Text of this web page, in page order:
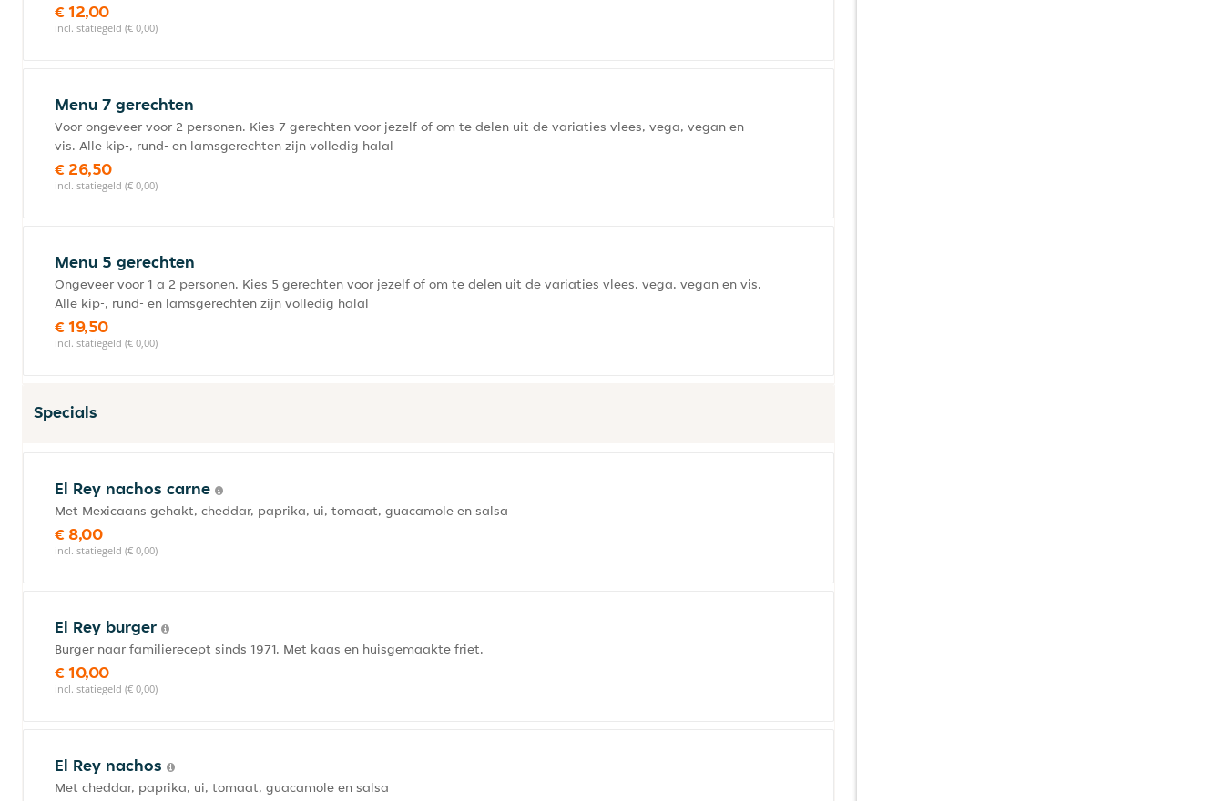
€ 12,00
incl. statiegeld (€ 0,00)
Menu 7 gerechten
Voor ongeveer voor 2 personen. Kies 7 gerechten voor jezelf of om te delen uit de variaties vlees, vega, vegan en
vis. Alle kip-, rund- en lamsgerechten zijn volledig halal
€ 26,50
incl. statiegeld (€ 0,00)
Menu 5 gerechten
Ongeveer voor 1 a 2 personen. Kies 5 gerechten voor jezelf of om te delen uit de variaties vlees, vega, vegan en vis.
Alle kip-, rund- en lamsgerechten zijn volledig halal
€ 19,50
incl. statiegeld (€ 0,00)
Specials
El Rey nachos carne
Met Mexicaans gehakt, cheddar, paprika, ui, tomaat, guacamole en salsa
€ 8,00
incl. statiegeld (€ 0,00)
El Rey burger
Burger naar familierecept sinds 1971. Met kaas en huisgemaakte friet.
€ 10,00
incl. statiegeld (€ 0,00)
El Rey nachos
Met cheddar, paprika, ui, tomaat, guacamole en salsa